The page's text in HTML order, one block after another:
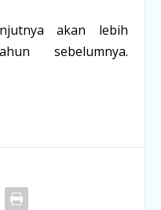
akan lebih
sebelumnya.